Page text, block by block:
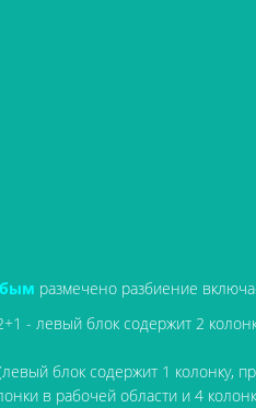
размечено разбиение
- левый блок содержит 2
блок содержит 1 колонку,
в рабочей области и 4